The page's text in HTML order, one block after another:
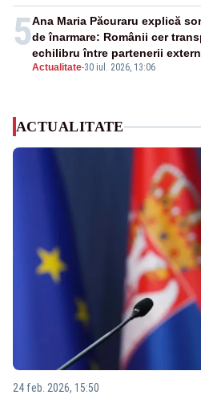
5
Actualitate-30 iul. 2026, 13:06
Ana Maria Păcuraru explică
de înarmare: Românii cer
echilibru între partenerii
ACTUALITATE
24 feb. 2026, 15:50